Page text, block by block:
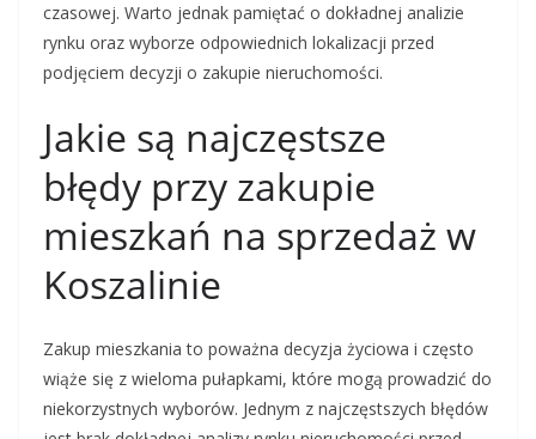
czasowej. Warto jednak pamiętać o dokładnej analizie
rynku oraz wyborze odpowiednich lokalizacji przed
podjęciem decyzji o zakupie nieruchomości.
Jakie są najczęstsze
błędy przy zakupie
mieszkań na sprzedaż w
Koszalinie
Zakup mieszkania to poważna decyzja życiowa i często
wiąże się z wieloma pułapkami, które mogą prowadzić do
niekorzystnych wyborów. Jednym z najczęstszych błędów